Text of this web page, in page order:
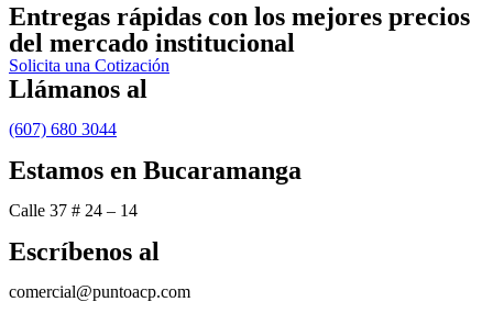
Entregas rápidas con los mejores precios
del mercado institucional
Solicita una Cotización
Llámanos al
(607) 680 3044
Estamos en Bucaramanga
Calle 37 # 24 – 14
Escríbenos al
comercial@puntoacp.com